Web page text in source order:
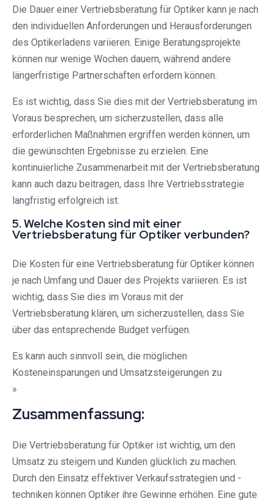
Die Dauer einer Vertriebsberatung für Optiker kann je nach
den individuellen Anforderungen und Herausforderungen
des Optikerladens variieren. Einige Beratungsprojekte
können nur wenige Wochen dauern, während andere
längerfristige Partnerschaften erfordern können.
Es ist wichtig, dass Sie dies mit der Vertriebsberatung im
Voraus besprechen, um sicherzustellen, dass alle
erforderlichen Maßnahmen ergriffen werden können, um
die gewünschten Ergebnisse zu erzielen. Eine
kontinuierliche Zusammenarbeit mit der Vertriebsberatung
kann auch dazu beitragen, dass Ihre Vertriebsstrategie
langfristig erfolgreich ist.
5. Welche Kosten sind mit einer
Vertriebsberatung für Optiker verbunden?
Die Kosten für eine Vertriebsberatung für Optiker können
je nach Umfang und Dauer des Projekts variieren. Es ist
wichtig, dass Sie dies im Voraus mit der
Vertriebsberatung klären, um sicherzustellen, dass Sie
über das entsprechende Budget verfügen.
Es kann auch sinnvoll sein, die möglichen
Kosteneinsparungen und Umsatzsteigerungen zu
»
Zusammenfassung:
Die Vertriebsberatung für Optiker ist wichtig, um den
Umsatz zu steigern und Kunden glücklich zu machen.
Durch den Einsatz effektiver Verkaufsstrategien und -
techniken können Optiker ihre Gewinne erhöhen. Eine gute